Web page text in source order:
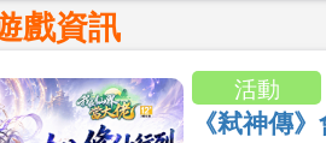
戲資訊
活動
《弒神傳